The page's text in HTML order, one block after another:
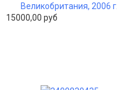
Великобритания, 2006 г.
15000,00 руб